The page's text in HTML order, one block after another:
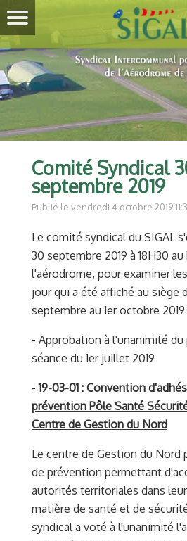
Comité Syndical
septembre 2019
Publié le vendredi 4 octobre 2019
Le comité syndical du SIGAL
30 septembre 2019 à 18H30
l'aérodrome, pour examiner
jour qui a été affiché au siège
septembre au 1er octobre 2019
- Approbation à l'unanimité du
séance du 1er juillet 2019
-19-03-01 : Convention
prévention Pôle Santé
Centre de Gestion du Nord
Le centre de Gestion du Nord
de prévention permettant
autorités territoriales dans
matière de santé et de
syndical a voté à l'unanimité